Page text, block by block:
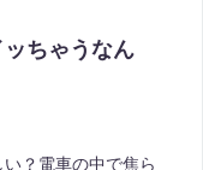
ちゃうなん
？電車の中で焦ら